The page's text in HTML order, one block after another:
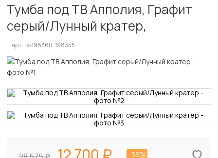
Тумба под ТВ Апполия, Графит
серый/Лунный кратер,
арт. tx-198360-198355
-56%